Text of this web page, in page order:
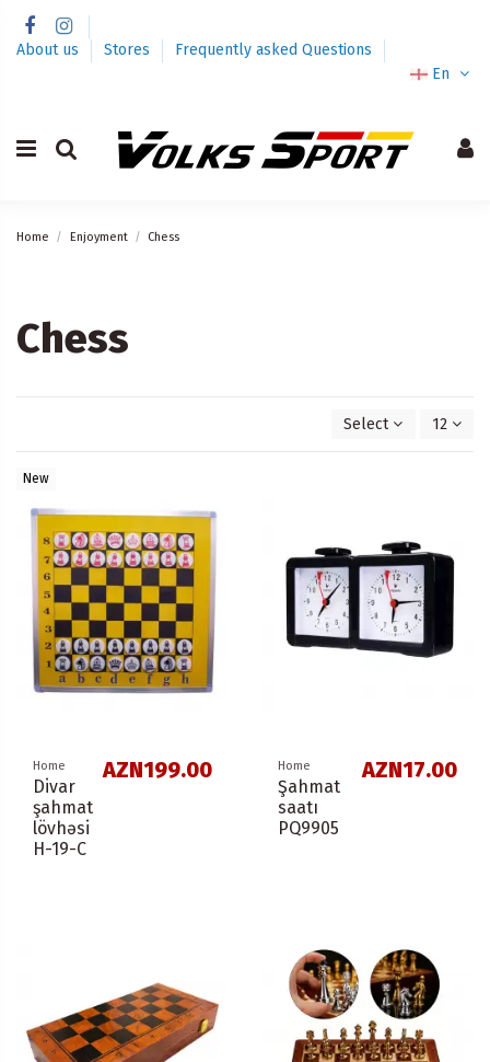
About us Stores
Frequently asked Questions
En
Home Enjoyment Chess
Chess
Select 12
New
Home
Divar
şahmat
lövhəsi
H-19-С
AZN199.00 Home
Şahmat
saatı
PQ9905
AZN17.00